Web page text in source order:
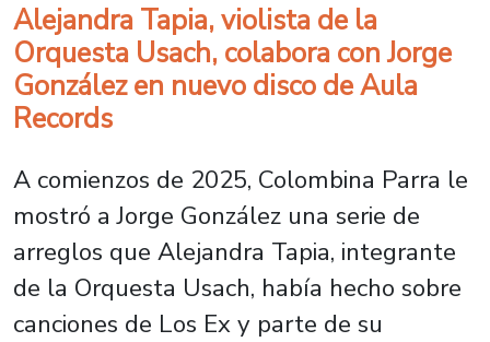
Alejandra Tapia, violista de la
Orquesta Usach, colabora con Jorge
González en nuevo disco de Aula
Records
A comienzos de 2025, Colombina Parra le
mostró a Jorge González una serie de
arreglos que Alejandra Tapia, integrante
de la Orquesta Usach, había hecho sobre
canciones de Los Exy parte de su